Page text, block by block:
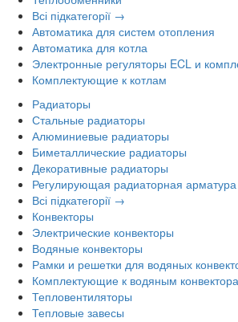
Всі підкатегорії →
Автоматика для систем отопления
Автоматика для котла
Электронные регуляторы ECL и
Комплектующие к котлам
Радиаторы
Стальные радиаторы
Алюминиевые радиаторы
Биметаллические радиаторы
Декоративные радиаторы
Регулирующая радиаторная арматура
Всі підкатегорії →
Конвекторы
Электрические конвекторы
Водяные конвекторы
Рамки и решетки для водяных
Комплектующие к водяным
Тепловентиляторы
Тепловые завесы